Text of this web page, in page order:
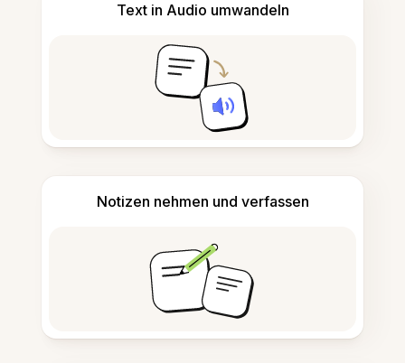
Text in Audio umwandeln
Notizen nehmen und verfassen